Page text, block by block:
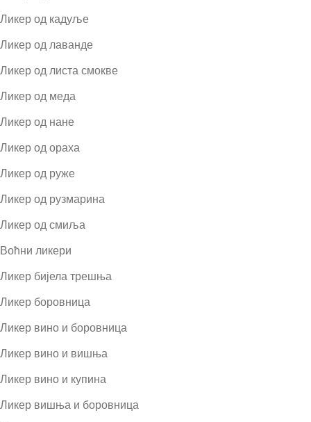
Ликер од кадуље
Ликер од лаванде
Ликер од листа смокве
Ликер од меда
Ликер од нане
Ликер од ораха
Ликер од руже
Ликер од рузмарина
Ликер од смиља
Воћни ликери
Ликер бијела трешња
Ликер боровница
Ликер вино и боровница
Ликер вино и вишња
Ликер вино и купина
Ликер вишња и боровница